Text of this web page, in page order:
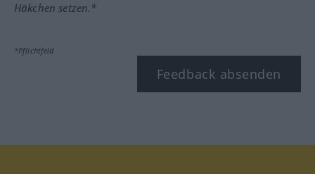
Häkchen setzen.*
*Pflichtfeld
Feedback absenden